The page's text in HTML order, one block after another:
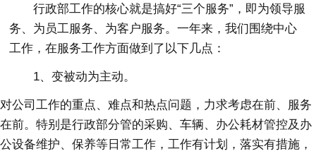
行政部工作的核心就是搞好“三个服务”，即为领导服
务、为员工服务、为客户服务。一年来，我们围绕中心
工作，在服务工作方面做到了以下几点：
1、变被动为主动。
对公司工作的重点、难点和热点问题，力求考虑在前、服务
在前。特别是行政部分管的采购、车辆、办公耗材管控及办
公设备维护、保养等日常工作，工作有计划，落实有措施，